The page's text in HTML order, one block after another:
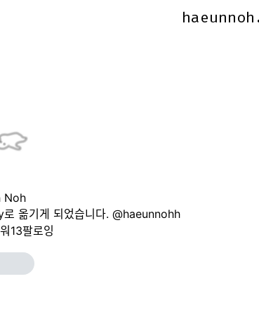
Noh
옮기게 되었습니다. @haeunnohh
13팔로잉